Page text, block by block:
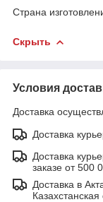
Страна
Скрыть
Условия
Доставка
Доставка
Доставка
заказе от 500
Доставка в